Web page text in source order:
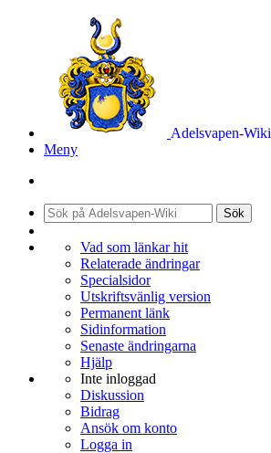
Adelsvapen-Wiki
Meny
Sök
Vad som länkar hit
Relaterade ändringar
Specialsidor
Utskriftsvänlig version
Permanent länk
Sidinformation
Senaste ändringarna
Hjälp
Inte inloggad
Diskussion
Bidrag
Ansök om konto
Logga in